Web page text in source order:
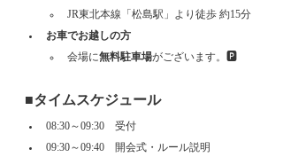
JR東北本線「松島駅」より徒歩 約15分
お車でお越しの方
会場に無料駐車場がございます。🅿
■タイムスケジュール
08:30～09:30　受付
09:30～09:40　開会式・ルール説明